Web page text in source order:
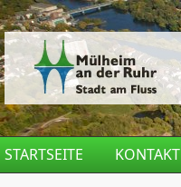
Direkt zum Inhalt
STARTSEITE KONTAKT